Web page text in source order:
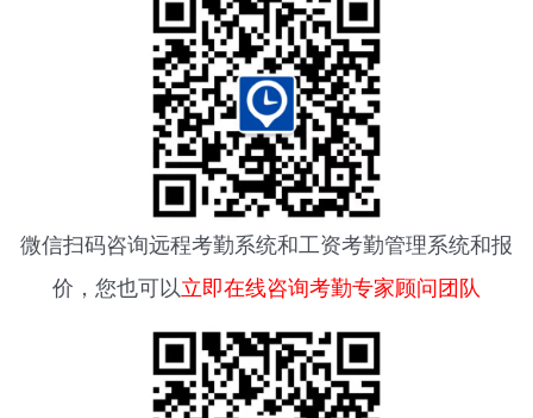
微信扫码咨询远程考勤系统和工资考勤管理系统和报
价，您也可以立即在线咨询考勤专家顾问团队